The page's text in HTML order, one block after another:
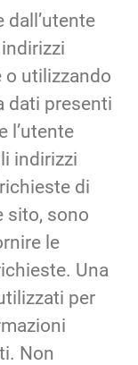
utilizzando
dati presenti
l’utente
indirizzi
di
sito, sono
le
Una
per
Non